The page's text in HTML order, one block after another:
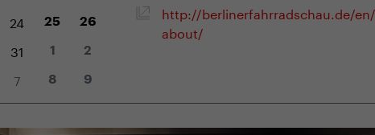
24 25 26
31 1 2
7 8 9
http://berlinerfahrradschau.de/en/
about/